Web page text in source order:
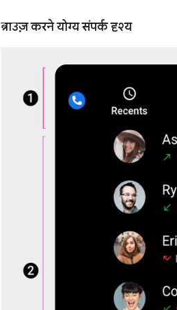
ब्राउज़ करने योग्य संपर्क दृश्य